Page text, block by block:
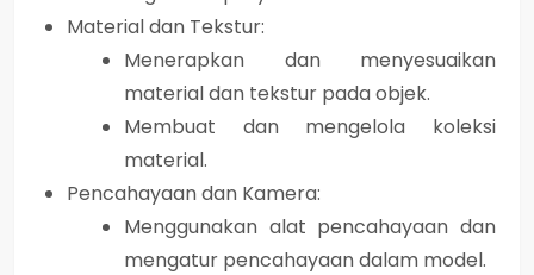
Material dan Tekstur:
Menerapkan dan menyesuaikan
material dan tekstur pada objek.
Membuat dan mengelola koleksi
material.
Pencahayaan dan Kamera:
Menggunakan alat pencahayaan dan
mengatur pencahayaan dalam model.